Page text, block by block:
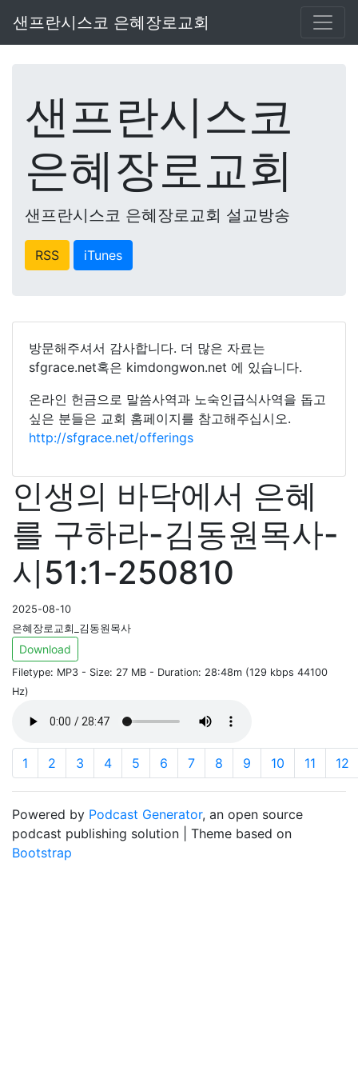
샌프란시스코 은혜장로교회
샌프란시스코
은혜장로교회
샌프란시스코 은혜장로교회 설교방송
RSS iTunes
방문해주셔서 감사합니다. 더 많은 자료는
sfgrace.net혹은 kimdongwon.net 에 있습니다.
온라인 헌금으로 말씀사역과 노숙인급식사역을 돕고
싶은 분들은 교회 홈페이지를 참고해주십시오.
http://sfgrace.net/offerings
인생의 바닥에서 은혜
를 구하라-김동원목사-
시51:1-250810
2025-08-10
은혜장로교회_김동원목사
Download
Filetype: MP3 - Size: 27 MB - Duration: 28:48m (129 kbps 44100
Hz)
1 2 3 4 5 6 7 8 9 10 11 12
Powered by Podcast Generator, an open source
podcast publishing solution | Theme based on
Bootstrap